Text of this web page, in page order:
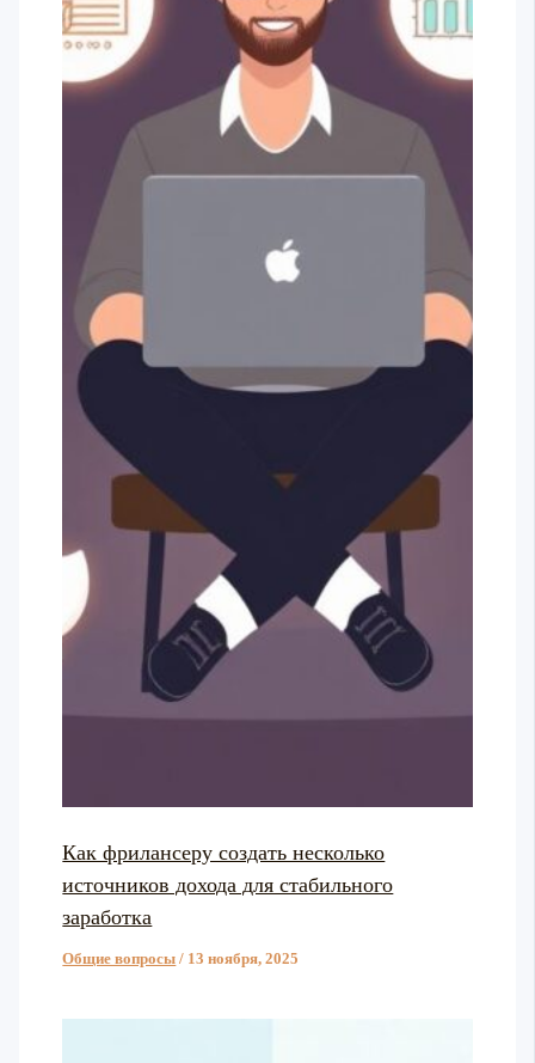
Как фрилансеру создать несколько
источников дохода для стабильного
заработка
Общие вопросы / 13 ноября, 2025